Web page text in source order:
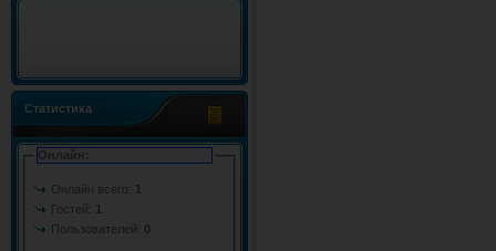
Статистика
Онлайн:
Онлайн всего: 1
Гостей: 1
Пользователей: 0